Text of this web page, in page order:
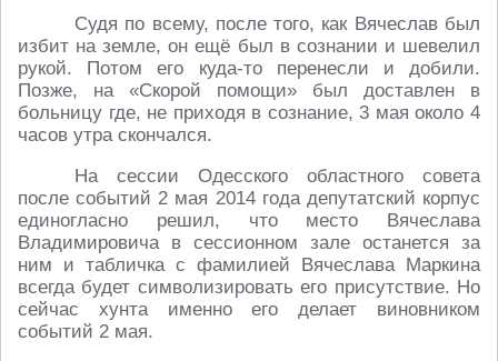
Судя по всему, после того, как Вячеслав был
избит на земле, он ещё был в сознании и шевелил
рукой. Потом его куда-то перенесли и добили.
Позже, на «Скорой помощи» был доставлен в
больницу где, не приходя в сознание, 3 мая около 4
часов утра скончался.
На сессии Одесского областного совета
после событий 2 мая 2014 года депутатский корпус
единогласно решил, что место Вячеслава
Владимировича в сессионном зале останется за
ним и табличка с фамилией Вячеслава Маркина
всегда будет символизировать его присутствие. Но
сейчас хунта именно его делает виновником
событий 2 мая.